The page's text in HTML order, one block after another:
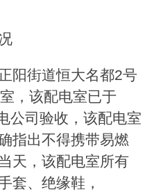
阳街道恒大名都2号
，该配电室已于
公司验收，该配电室
指出不得携带易燃
天，该配电室所有
套、绝缘鞋，